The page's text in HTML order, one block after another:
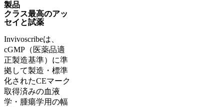
製品
クラス最高のアッ
セイと試薬
Invivoscribeは、
cGMP（医薬品適
正製造基準）に準
拠して製造・標準
化されたCEマーク
取得済みの血液
学・腫瘍学用の幅